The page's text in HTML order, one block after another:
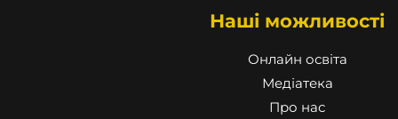
Наші можливості
Онлайн освіта
Медіатека
Про нас